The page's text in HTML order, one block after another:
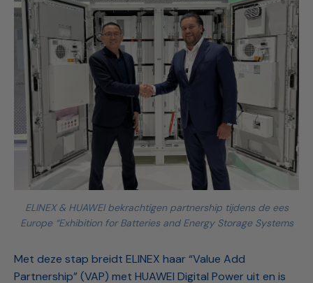
ELINEX & HUAWEI bekrachtigen partnership tijdens de ees
Europe “Exhibition for Batteries and Energy Storage Systems
Met deze stap breidt ELINEX haar “Value Add
Partnership” (VAP) met HUAWEI Digital Power uit en is